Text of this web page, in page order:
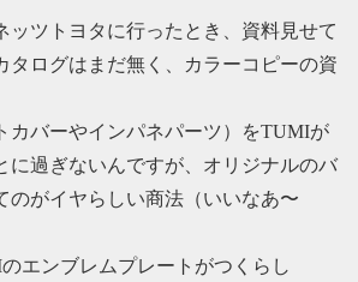
ッツトヨタに行ったとき、資料見せて
タログはまだ無く、カラーコピーの資
カバーやインパネパーツ）をTUMIが
に過ぎないんですが、オリジナルのバ
のがイヤらしい商法（いいなあ〜
エンブレムプレートがつくらし